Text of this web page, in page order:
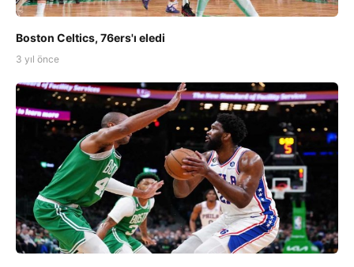
Boston Celtics, 76ers'ı eledi
3 yıl önce